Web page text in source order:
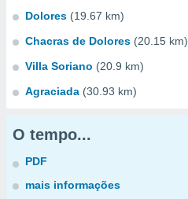
Dolores (19.67 km)
Chacras de Dolores (20.15 km)
Villa Soriano (20.9 km)
Agraciada (30.93 km)
O tempo...
PDF
mais informações